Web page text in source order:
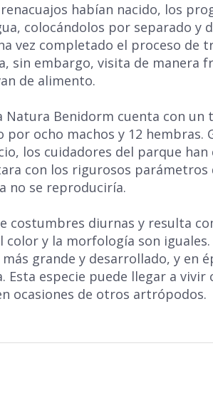
Completa el
recibirás tu
habían nacido, los
colocándolos por separado
vez completado el proceso de
sin embargo, visita de manera
de alimento.
Natura Benidorm cuenta con
ocho machos y 12 hembras.
los cuidadores del parque
con los rigurosos
no se reproduciría.
costumbres diurnas y resulta
color y la morfología son
grande y desarrollado, y en
Esta especie puede llegar a vivir
ocasiones de otros artrópodos.